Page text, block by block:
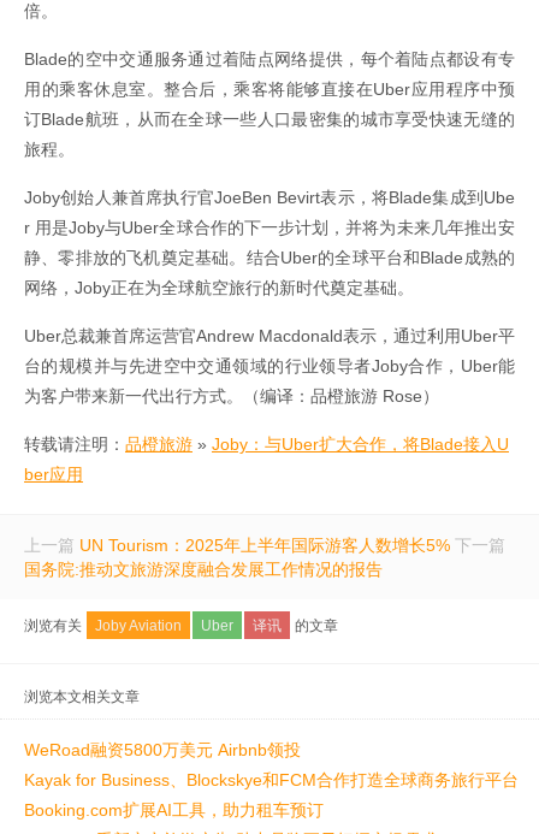
倍。
Blade的空中交通服务通过着陆点网络提供，每个着陆点都设有专
用的乘客休息室。整合后，乘客将能够直接在Uber应用程序中预
订Blade航班，从而在全球一些人口最密集的城市享受快速无缝的
旅程。
Joby创始人兼首席执行官JoeBen Bevirt表示，将Blade集成到Ube
r 用是Joby与Uber全球合作的下一步计划，并将为未来几年推出安
静、零排放的飞机奠定基础。结合Uber的全球平台和Blade成熟的
网络，Joby正在为全球航空旅行的新时代奠定基础。
Uber总裁兼首席运营官Andrew Macdonald表示，通过利用Uber平
台的规模并与先进空中交通领域的行业领导者Joby合作，Uber能
为客户带来新一代出行方式。（编译：品橙旅游 Rose）
转载请注明： 品橙旅游 » Joby：与Uber扩大合作，将Blade接入U
ber应用
上一篇 UN Tourism：2025年上半年国际游客人数增长5% 下一篇
国务院:推动文旅游深度融合发展工作情况的报告
浏览有关 Joby Aviation Uber 译讯 的文章
浏览本文相关文章
WeRoad融资5800万美元 Airbnb领投
Kayak for Business、Blockskye和FCM合作打造全球商务旅行平台
Booking.com扩展AI工具，助力租车预订